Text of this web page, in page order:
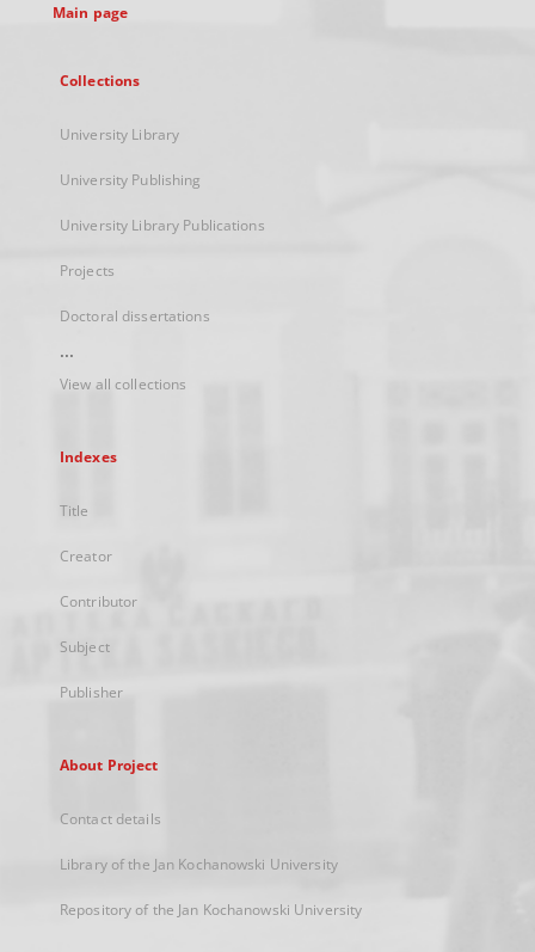
Main page
Collections
University Library
University Publishing
University Library Publications
Projects
Doctoral dissertations
...
View all collections
Indexes
Title
Creator
Contributor
Subject
Publisher
About Project
Contact details
Library of the Jan Kochanowski University
Repository of the Jan Kochanowski University